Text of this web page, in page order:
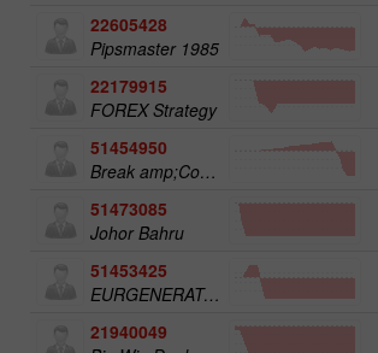
22605428
Pipsmaster 1985
22179915
FOREX Strategy
51454950
Break amp;Cover; IT 1AACC I0B
51473085
Johor Bahru
51453425
EURGENERATOR02 CH9USD100
21940049